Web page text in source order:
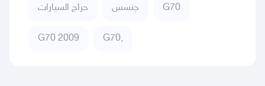
حراج السيارات جنسس G70
G70 2009 G70,